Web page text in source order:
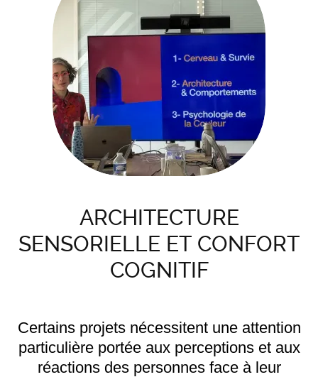
ARCHITECTURE
SENSORIELLE ET CONFORT
COGNITIF
Certains projets nécessitent une attention
particulière portée aux perceptions et aux
réactions des personnes face à leur